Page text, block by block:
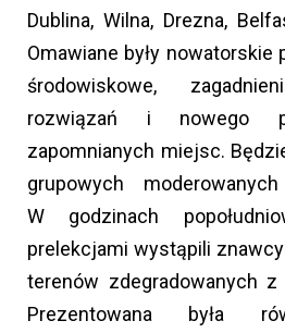
Dublina, Wilna, Drezna,
Omawiane były nowatorskie
środowiskowe,
rozwiązań i nowego
zapomnianych miejsc.
grupowych
W godzinach
prelekcjami wystąpili
terenów zdegradowanych
Prezentowana była